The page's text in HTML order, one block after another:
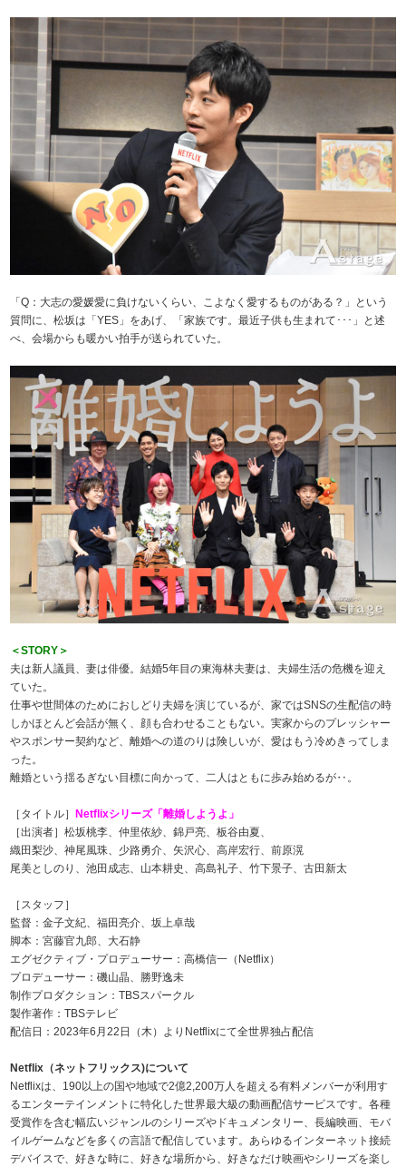
「Q：大志の愛媛愛に負けないくらい、こよなく愛するものがある？」という
質問に、松坂は「YES」をあげ、「家族です。最近子供も生まれて･･･」と述
べ、会場からも暖かい拍手が送られていた。
＜STORY＞
夫は新人議員、妻は俳優。結婚5年目の東海林夫妻は、夫婦生活の危機を迎え
ていた。
仕事や世間体のためにおしどり夫婦を演じているが、家ではSNSの生配信の時
しかほとんど会話が無く、顔も合わせることもない。実家からのプレッシャー
やスポンサー契約など、離婚への道のりは険しいが、愛はもう冷めきってしま
った。
離婚という揺るぎない目標に向かって、二人はともに歩み始めるが‥。
［タイトル］
Netflixシリーズ「離婚しようよ」
［出演者］松坂桃李、仲里依紗、錦戸亮、板谷由夏、
織田梨沙、神尾風珠、少路勇介、矢沢心、高岸宏行、前原滉
尾美としのり、池田成志、山本耕史、高島礼子、竹下景子、古田新太
［スタッフ］
監督：金子文紀、福田亮介、坂上卓哉
脚本：宮藤官九郎、大石静
エグゼクティブ・プロデューサー：高橋信一（Netflix）
プロデューサー：磯山晶、勝野逸未
制作プロダクション：TBSスパークル
製作著作：TBSテレビ
配信日：2023年6月22日（木）よりNetflixにて全世界独占配信
Netflix（ネットフリックス)について
Netflixは、190以上の国や地域で2億2,200万人を超える有料メンバーが利用す
るエンターテインメントに特化した世界最大級の動画配信サービスです。各種
受賞作を含む幅広いジャンルのシリーズやドキュメンタリー、長編映画、モバ
イルゲームなどを多くの言語で配信しています。あらゆるインターネット接続
デバイスで、好きな時に、好きな場所から、好きなだけ映画やシリーズを楽し